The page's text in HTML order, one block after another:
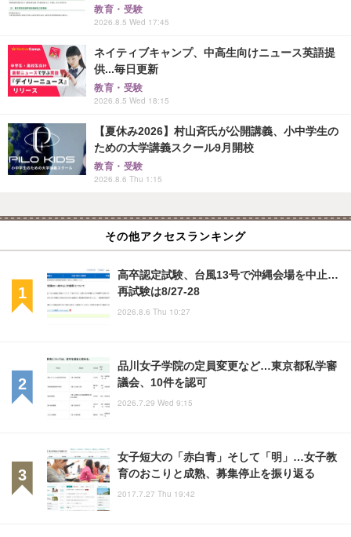
教育・受験
2026.8.5 Wed 17:45
ネイティブキャンプ、中高生向けニュース英語提
供...毎日更新
教育・受験
2026.8.5 Wed 18:15
【夏休み2026】村山斉氏が公開講義、小中学生の
ための大学講義スクール9月開校
教育・受験
2026.8.6 Thu 1:15
その他アクセスランキング
高卒認定試験、台風13号で沖縄会場を中止…
再試験は8/27-28
2026.8.6 Thu 10:27
品川女子学院の定員変更など…東京都私学審
議会、10件を認可
2026.7.29 Wed 9:15
女子短大の「赤白青」そして「明」…女子教
育のおこりと成熟、募集停止を振り返る
2017.7.27 Thu 19:42